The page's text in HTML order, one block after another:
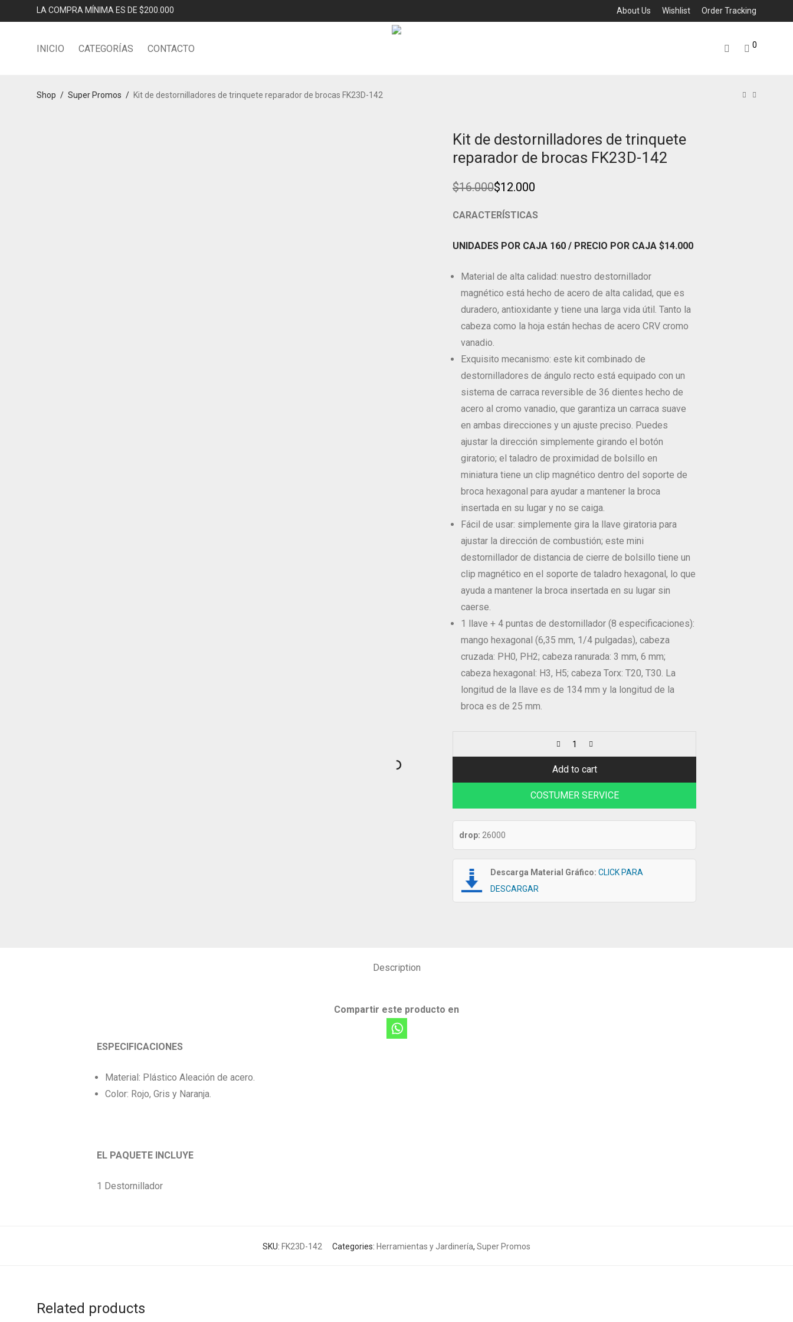
LA COMPRA MÍNIMA ES DE $200.000 About Us Wishlist Order Tracking
INICIO CATEGORÍAS CONTACTO 0
Shop / Super Promos / Kit de destornilladores de trinquete reparador de brocas FK23D-142
Kit de destornilladores de trinquete
reparador de brocas FK23D-142
$16.000
Original
was:
$12.000
Current
is:
CARACTERÍSTICAS
UNIDADES POR CAJA 160 / PRECIO POR CAJA $14.000
Material de alta calidad: nuestro destornillador
magnético está hecho de acero de alta calidad, que es
duradero, antioxidante y tiene una larga vida útil. Tanto la
cabeza como la hoja están hechas de acero CRV cromo
vanadio.
Exquisito mecanismo: este kit combinado de
destornilladores de ángulo recto está equipado con un
sistema de carraca reversible de 36 dientes hecho de
acero al cromo vanadio, que garantiza un carraca suave
en ambas direcciones y un ajuste preciso. Puedes
ajustar la dirección simplemente girando el botón
giratorio; el taladro de proximidad de bolsillo en
miniatura tiene un clip magnético dentro del soporte de
broca hexagonal para ayudar a mantener la broca
insertada en su lugar y no se caiga.
Fácil de usar: simplemente gira la llave giratoria para
ajustar la dirección de combustión; este mini
destornillador de distancia de cierre de bolsillo tiene un
clip magnético en el soporte de taladro hexagonal, lo que
ayuda a mantener la broca insertada en su lugar sin
caerse.
1 llave + 4 puntas de destornillador (8 especificaciones):
mango hexagonal (6,35 mm, 1/4 pulgadas), cabeza
cruzada: PH0, PH2; cabeza ranurada: 3 mm, 6 mm;
cabeza hexagonal: H3, H5; cabeza Torx: T20, T30. La
longitud de la llave es de 134 mm y la longitud de la
broca es de 25 mm.
Add to cart
COSTUMER SERVICE
drop: 26000
Descarga Material Gráfico: CLICK PARA
DESCARGAR
Description
Compartir este producto en
ESPECIFICACIONES
Material: Plástico Aleación de acero.
Color: Rojo, Gris y Naranja.
EL PAQUETE INCLUYE
1 Destornillador
SKU: FK23D-142 Categories: Herramientas y Jardinería, Super Promos
Related products